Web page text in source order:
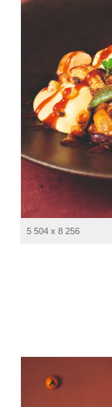
5 504 x 8 256